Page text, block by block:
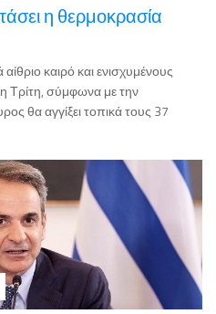
η θερμοκρασία
καιρό και ενισχυμένους
Τρίτη, σύμφωνα με την
θα αγγίξει τοπικά τους 37